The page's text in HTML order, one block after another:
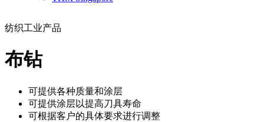
纺织工业产品
布钻
可提供各种质量和涂层
可提供涂层以提高刀具寿命
可根据客户的具体要求进行调整